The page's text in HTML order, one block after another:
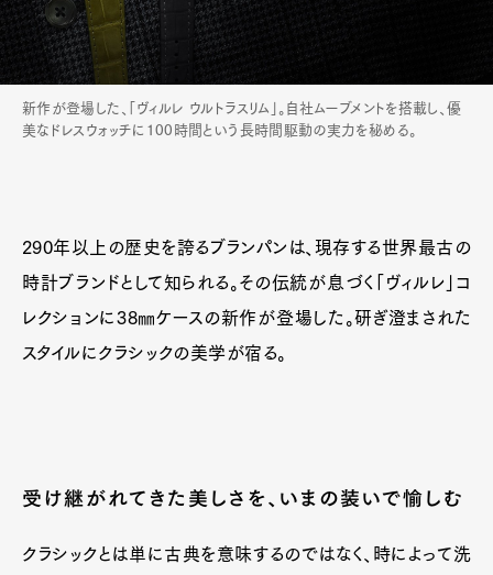
Art&Design WatchFashion
Gourmet Cars
新作が登場した、「ヴィルレ ウルトラスリム」。自社ムーブメントを搭載し、優
美なドレスウォッチに100時間という長時間駆動の実力を秘める。
290年以上の歴史を誇るブランパンは、現存する世界最古の
時計ブランドとして知られる。その伝統が息づく「ヴィルレ」コ
レクションに38㎜ケースの新作が登場した。研ぎ澄まされた
スタイルにクラシックの美学が宿る。
受け継がれてきた美しさを、いまの装いで愉しむ
クラシックとは単に古典を意味するのではなく、時によって洗